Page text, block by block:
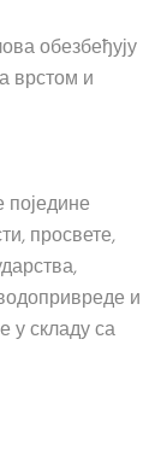
обезбеђују
врстом и
просвете,
и
у складу са